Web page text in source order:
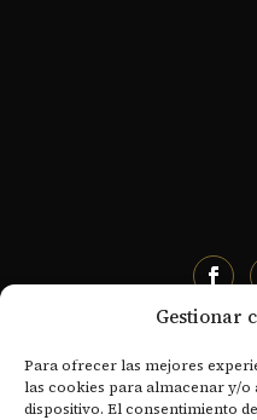
Gestionar
Para ofrecer las mejores
las cookies para almacenar y/
dispositivo. El consentimiento
EL SUPREMO
- Historia
- Organización territorial